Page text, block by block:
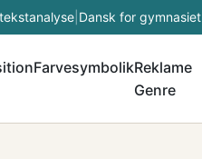
| Dansk for gymnasiet
FarvesymbolikReklame
Genre